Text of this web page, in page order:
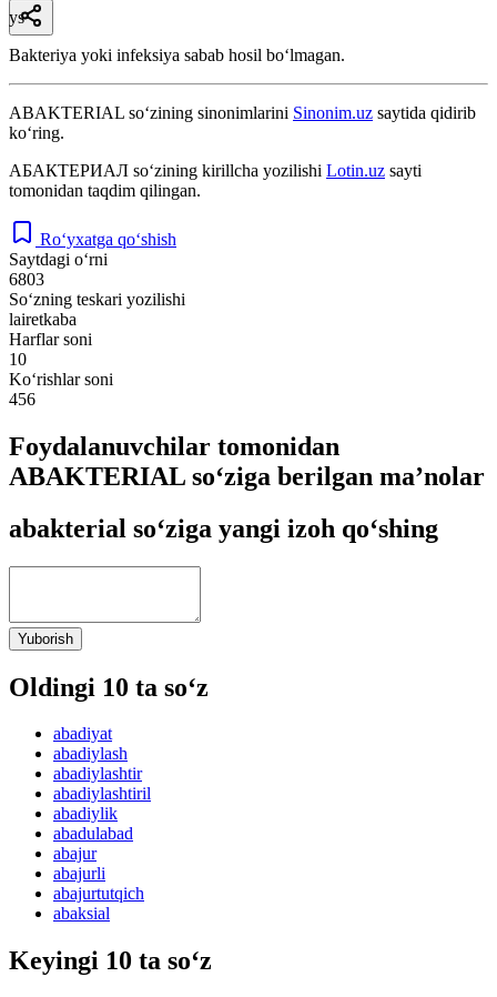
ys
Bakteriya yoki infeksiya sabab hosil boʻlmagan.
ABAKTERIAL so‘zining sinonimlarini Sinonim.uz saytida qidirib
ko‘ring.
АБАКТЕРИАЛ so‘zining kirillcha yozilishi Lotin.uz sayti
tomonidan taqdim qilingan.
Ro‘yxatga qo‘shish
Saytdagi o‘rni
6803
So‘zning teskari yozilishi
lairetkaba
Harflar soni
10
Ko‘rishlar soni
456
Foydalanuvchilar tomonidan
ABAKTERIAL so‘ziga berilgan ma’nolar
abakterial so‘ziga yangi izoh qo‘shing
Yuborish
Oldingi 10 ta so‘z
abadiyat
abadiylash
abadiylashtir
abadiylashtiril
abadiylik
abadulabad
abajur
abajurli
abajurtutqich
abaksial
Keyingi 10 ta so‘z